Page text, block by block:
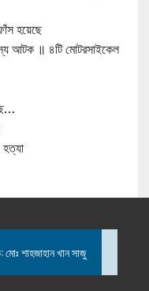
হয়েছে
আটক ॥ ৪টি মোটরসাইকেল
শাহজাহান খান সাজু